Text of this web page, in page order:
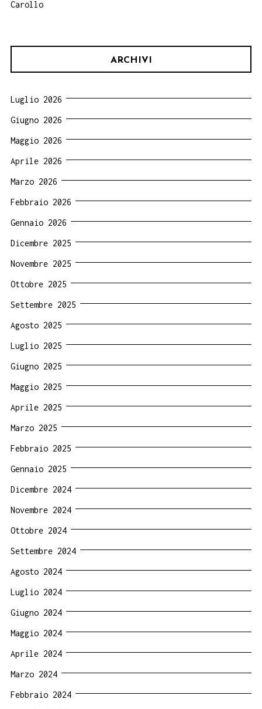
Carollo
ARCHIVI
Luglio 2026
Giugno 2026
Maggio 2026
Aprile 2026
Marzo 2026
Febbraio 2026
Gennaio 2026
Dicembre 2025
Novembre 2025
Ottobre 2025
Settembre 2025
Agosto 2025
Luglio 2025
Giugno 2025
Maggio 2025
Aprile 2025
Marzo 2025
Febbraio 2025
Gennaio 2025
Dicembre 2024
Novembre 2024
Ottobre 2024
Settembre 2024
Agosto 2024
Luglio 2024
Giugno 2024
Maggio 2024
Aprile 2024
Marzo 2024
Febbraio 2024